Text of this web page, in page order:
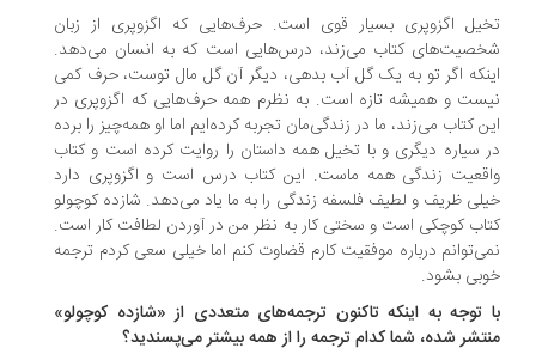
اگزوپری بسیار قوی است. حرف‌هایی که اگزوپری از زبان
کتاب می‌زند، درس‌هایی است که به انسان می‌دهد.
اگر تو به یک گل آب بدهی، دیگر آن گل مال توست، حرف کمی
و همیشه تازه است. به نظرم همه حرف‌هایی که اگزوپری در
کتاب می‌زند، ما در زندگی‌مان تجربه کرده‌ایم اما او همه‌چیز را برده
سیاره دیگری و با تخیل همه داستان را روایت کرده است و کتاب
زندگی همه ماست. این کتاب درس است و اگزوپری دارد
ظریف و لطیف فلسفه زندگی را به ما یاد می‌دهد. شازده کوچولو
کوچکی است و سختی کار به نظر من در آوردن لطافت کار است.
درباره موفقیت کارم قضاوت کنم اما خیلی سعی کردم ترجمه
بشود.
توجه به اینکه تاکنون ترجمه‌های متعددی از «شازده کوچولو»
شده، شما کدام ترجمه را از همه بیشتر می‌پسندید؟